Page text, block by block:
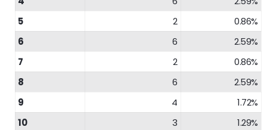
5
2
0.86%
6
6
2.59%
7
2
0.86%
8
6
2.59%
9
4
1.72%
10
3
1.29%